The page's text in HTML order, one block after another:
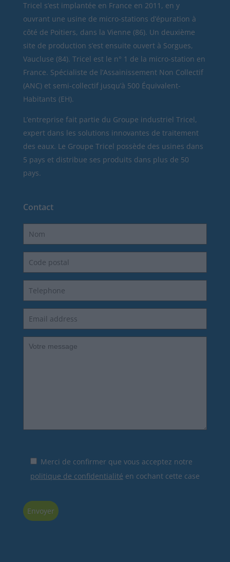
Tricel s’est implantée en France en 2011, en y
ouvrant une usine de micro-stations d’épuration à
côté de Poitiers, dans la Vienne (86). Un deuxième
site de production s’est ensuite ouvert à Sorgues,
Vaucluse (84). Tricel est le n° 1 de la micro-station en
France. Spécialiste de l’Assainissement Non Collectif
(ANC) et semi-collectif jusqu’à 500 Équivalent-
Habitants (EH).
L’entreprise fait partie du Groupe industriel Tricel,
expert dans les solutions innovantes de traitement
des eaux. Le Groupe Tricel possède des usines dans
5 pays et distribue ses produits dans plus de 50
pays.
Contact
Merci de confirmer que vous acceptez notre
politique de confidentialité en cochant cette case